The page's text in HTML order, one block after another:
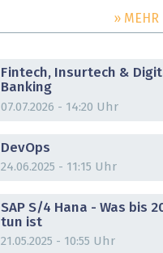
» MEHR
Fintech, Insurtech &
Banking
07.07.2026 - 14:20 Uhr
DevOps
24.06.2025 - 11:15 Uhr
SAP S/4 Hana - Was bis
tun ist
21.05.2025 - 10:55 Uhr